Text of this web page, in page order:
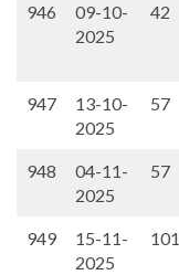
946
09-10-
2025
42
947
13-10-
2025
57
948
04-11-
2025
57
949
15-11-
2025
101